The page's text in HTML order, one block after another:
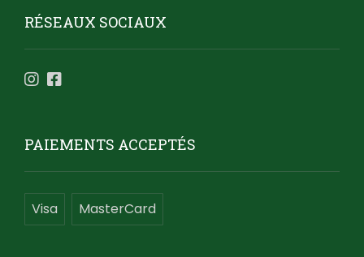
RÉSEAUX SOCIAUX
PAIEMENTS ACCEPTÉS
Visa MasterCard